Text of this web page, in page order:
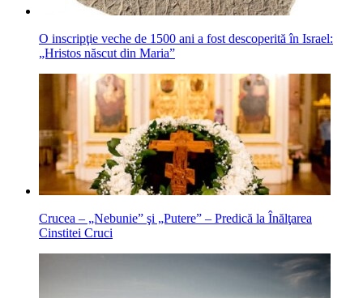
O inscripţie veche de 1500 ani a fost descoperită în Israel:
„Hristos născut din Maria”
Crucea – „Nebunie” şi „Putere” – Predică la Înălţarea
Cinstitei Cruci